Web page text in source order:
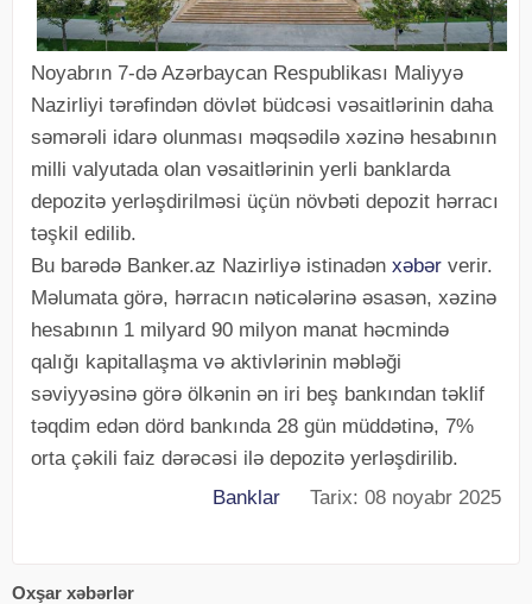
Noyabrın 7-də Azərbaycan Respublikası Maliyyə
Nazirliyi tərəfindən dövlət büdcəsi vəsaitlərinin daha
səmərəli idarə olunması məqsədilə xəzinə hesabının
milli valyutada olan vəsaitlərinin yerli banklarda
depozitə yerləşdirilməsi üçün növbəti depozit hərracı
təşkil edilib.
Bu barədə Banker.az Nazirliyə istinadən xəbər verir.
Məlumata görə, hərracın nəticələrinə əsasən, xəzinə
hesabının 1 milyard 90 milyon manat həcmində
qalığı kapitallaşma və aktivlərinin məbləği
səviyyəsinə görə ölkənin ən iri beş bankından təklif
təqdim edən dörd bankında 28 gün müddətinə, 7%
orta çəkili faiz dərəcəsi ilə depozitə yerləşdirilib.
Banklar Tarix: 08 noyabr 2025
Oxşar xəbərlər